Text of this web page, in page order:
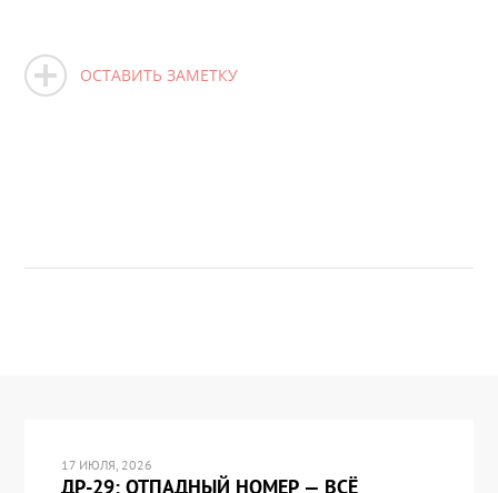
ОСТАВИТЬ ЗАМЕТКУ
17 ИЮЛЯ, 2026
ДР-29: ОТПАДНЫЙ НОМЕР — ВСЁ